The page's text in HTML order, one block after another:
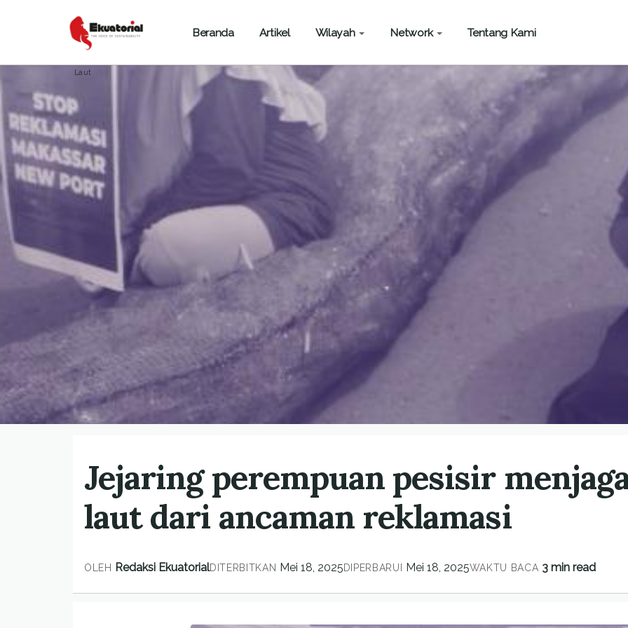
Beranda Artikel Wilayah Network Tentang Kami
ARTIKEL
Laut
Jejaring perempuan pesisir
laut dari ancaman reklamasi
OLEH Redaksi EkuatorialDITERBITKAN Mei 18, 2025DIPERBARUI Mei 18, 2025WAKTU BACA 3 min read